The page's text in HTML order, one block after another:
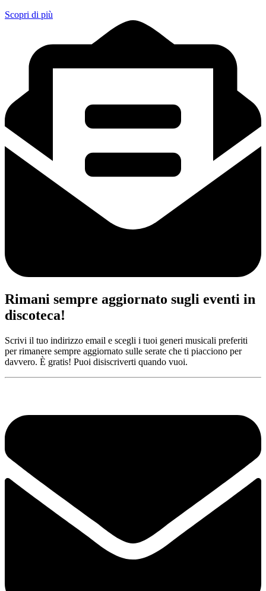
Scopri di più
Rimani sempre aggiornato sugli eventi in
discoteca!
Scrivi il tuo indirizzo email e scegli i tuoi generi musicali preferiti
per rimanere sempre aggiornato sulle serate che ti piacciono per
davvero. È gratis! Puoi disiscriverti quando vuoi.